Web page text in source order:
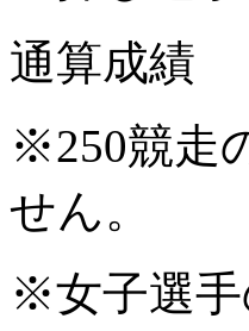
通算成績
※250競走
せん。
※女子選手